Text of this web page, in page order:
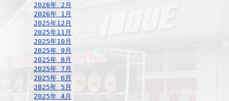
2026年 2月
2026年 1月
2025年12月
2025年11月
2025年10月
2025年 9月
2025年 8月
2025年 7月
2025年 6月
2025年 5月
2025年 4月